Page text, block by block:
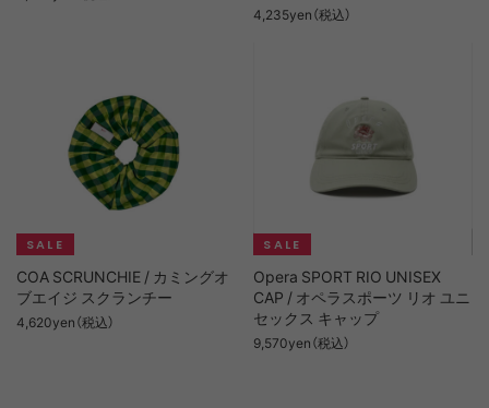
4,235yen（税込）
COA SCRUNCHIE / カミングオ
ブエイジ スクランチー
4,620yen（税込）
Opera SPORT RIO UNISEX
CAP / オペラスポーツ リオ ユニ
セックス キャップ
9,570yen（税込）